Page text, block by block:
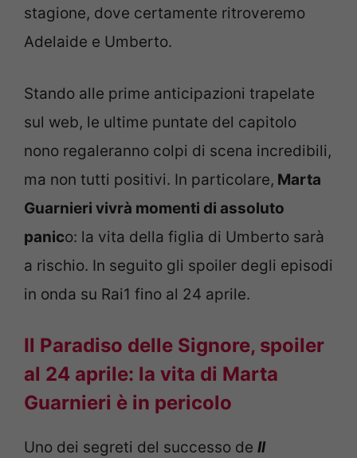
stagione, dove certamente ritroveremo
Adelaide e Umberto.
Stando alle prime anticipazioni trapelate
sul web, le ultime puntate del capitolo
nono regaleranno colpi di scena incredibili,
ma non tutti positivi. In particolare, Marta
Guarnieri vivrà momenti di assoluto
panico: la vita della figlia di Umberto sarà
a rischio. In seguito gli spoiler degli episodi
in onda su Rai1 fino al 24 aprile.
Il Paradiso delle Signore, spoiler
al 24 aprile: la vita di Marta
Guarnieri è in pericolo
Uno dei segreti del successo de Il